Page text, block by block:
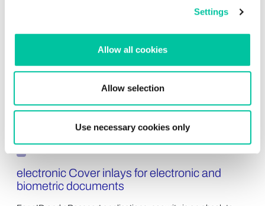
Settings
Allow all cookies
Allow selection
Use necessary cookies only
electronic Cover inlays for electronic and
biometric documents